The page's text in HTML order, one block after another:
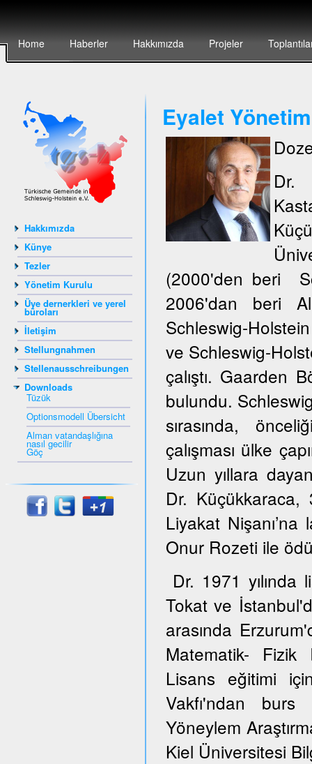
Home Haberler Hakkımızda Projeler
Hakkımızda
Künye
Tezler
Yönetim Kurulu
Üye dernerkleri ve yerel
büroları
İletişim
Stellungnahmen
Stellenausschreibungen
Downloads
Tüzük
Optionsmodell Übersicht
Alman vatandaşlığına
nasıl gecilir
Göç
Eyalet
Dr.
(2000'den beri
2006'dan beri
Schleswig-
ve Schleswig-
çalıştı. Gaarden
bulundu.
sırasında,
çalışması ülke
Uzun yıllara
Dr.
Liyakat
Onur Rozeti ile
Dr. 1971
Tokat ve
arasında
Matematik-
Lisans eğitimi
Vakfı'ndan burs
Yöneylem
Kiel Üniversitesi